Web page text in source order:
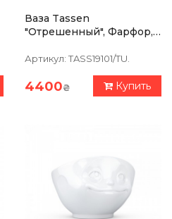
Ваза Tassen
"Отрешенный", Фарфор,
Артикул: TASS19101/TU.
4400₴ Купить